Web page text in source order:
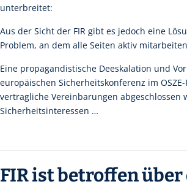
unterbreitet:
Aus der Sicht der FIR gibt es jedoch eine
Problem, an dem alle Seiten aktiv
Eine propagandistische Deeskalation und
europäischen Sicherheitskonferenz im
vertragliche Vereinbarungen abgeschlossen
Sicherheitsinteressen …
FIR ist betroffen über